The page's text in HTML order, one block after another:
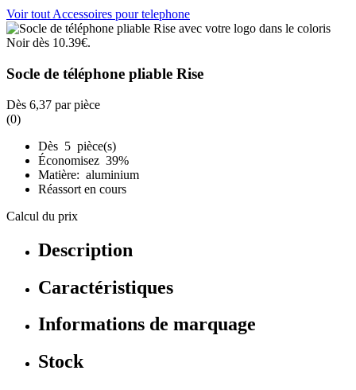
Voir tout Accessoires pour telephone
Socle de téléphone pliable Rise
Dès 6,37 par pièce
(0)
Dès 5 pièce(s)
Économisez 39%
Matière: aluminium
Réassort en cours
Calcul du prix
Description
Caractéristiques
Informations de marquage
Stock